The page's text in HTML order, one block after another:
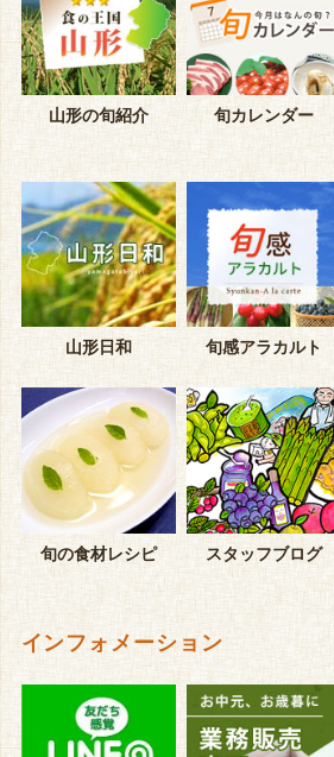
山形の旬紹介 旬カレンダー
山形日和 旬感アラカルト
旬の食材レシピ スタッフブログ
インフォメーション